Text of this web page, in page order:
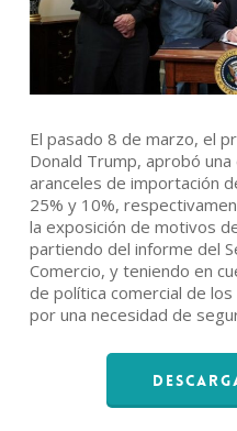
El pasado 8 de marzo, el
Donald Trump, aprobó
aranceles de importación
25% y 10%,
la exposición de motivos
partiendo del informe del
Comercio, y teniendo en
de política comercial de
por una necesidad de